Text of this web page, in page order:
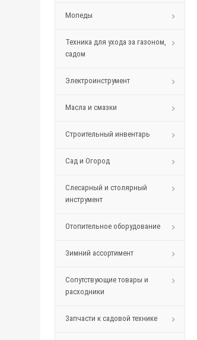
Мопеды
Техника для ухода за газоном,
садом
Электроинструмент
Масла и смазки
Строительный инвентарь
Сад и Огород
Слесарный и столярный
инструмент
Отопительное оборудование
Зимний ассортимент
Сопутствующие товары и
расходники
Запчасти к садовой технике